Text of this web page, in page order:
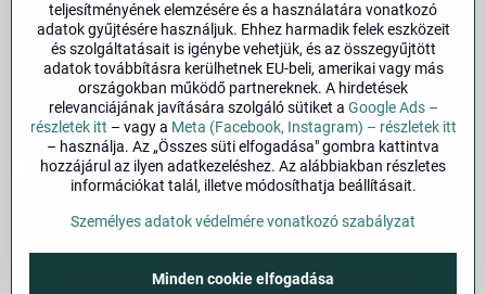
Elállás a szerződéstől
Impresszum
Üzemeltetői adatok és jogi tudnivalók.
🔐Biztonság
Facebook Instagram
Adatvédelmi beállítások
Személyes adatok védelmére vonatkozó szabályzat
teljesítményének elemzésére és a használatára vonatkozó
adatok gyűjtésére használjuk. Ehhez harmadik felek eszközeit
és szolgáltatásait is igénybe vehetjük, és az összegyűjtött
adatok továbbításra kerülhetnek EU-beli, amerikai vagy más
országokban működő partnereknek. A hirdetések
relevanciájának javítására szolgáló sütiket a Google Ads –
részletek itt – vagy a Meta (Facebook, Instagram) – részletek itt
– használja. Az „Összes süti elfogadása" gombra kattintva
hozzájárul az ilyen adatkezeléshez. Az alábbiakban részletes
információkat talál, illetve módosíthatja beállításait.
Személyes adatok védelmére vonatkozó szabályzat
Minden cookie elfogadása